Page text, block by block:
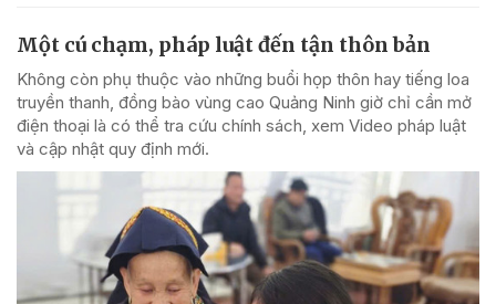
Một cú chạm, pháp luật đến tận thôn bản
Không còn phụ thuộc vào những buổi họp thôn hay tiếng loa
truyền thanh, đồng bào vùng cao Quảng Ninh giờ chỉ cần mở
điện thoại là có thể tra cứu chính sách, xem Video pháp luật
và cập nhật quy định mới.